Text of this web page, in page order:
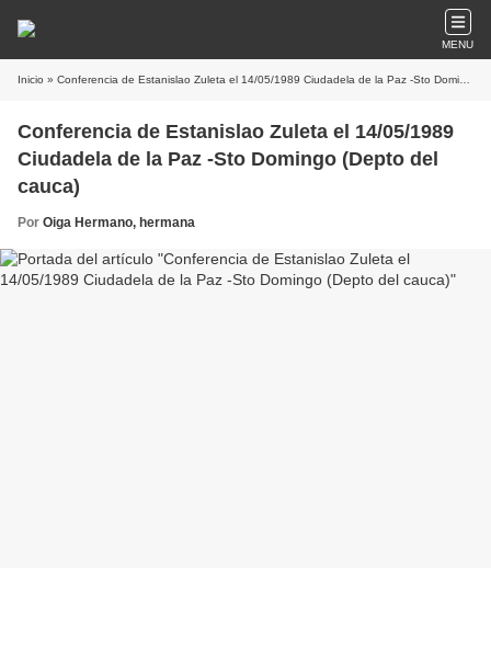
MENU
Inicio » Conferencia de Estanislao Zuleta el 14/05/1989 Ciudadela de la Paz -Sto Domingo (Depto del cauca)
Conferencia de Estanislao Zuleta el 14/05/1989
Ciudadela de la Paz -Sto Domingo (Depto del
cauca)
Por Oiga Hermano, hermana